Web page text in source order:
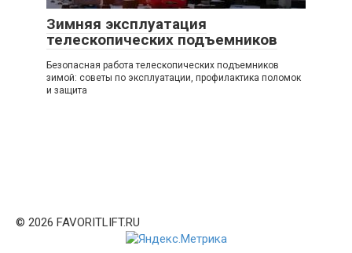
Зимняя эксплуатация
телескопических подъемников
Безопасная работа телескопических подъемников
зимой: советы по эксплуатации, профилактика поломок
и защита
© 2026 FAVORITLIFT.RU